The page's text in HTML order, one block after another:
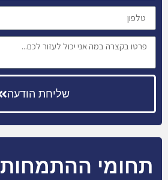
שליחת הודעה
תחומי ההתמחות